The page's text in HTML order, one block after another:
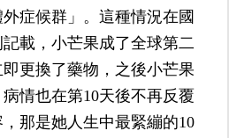
症候群」。這種情況在國
載，小芒果成了全球第二
更換了藥物，之後小芒果
情也在第10天後不再反覆
那是她人生中最緊繃的10